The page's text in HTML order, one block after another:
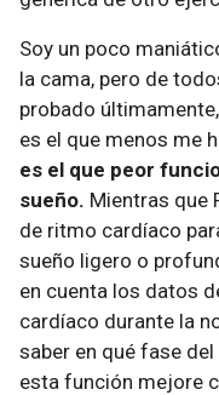
Soy un poco
la cama, pero de
probado
es el que menos me
es el que peor
sueño. Mientras que
de ritmo cardíaco
sueño ligero o
en cuenta los datos
cardíaco durante la
saber en qué fase
esta función mejore